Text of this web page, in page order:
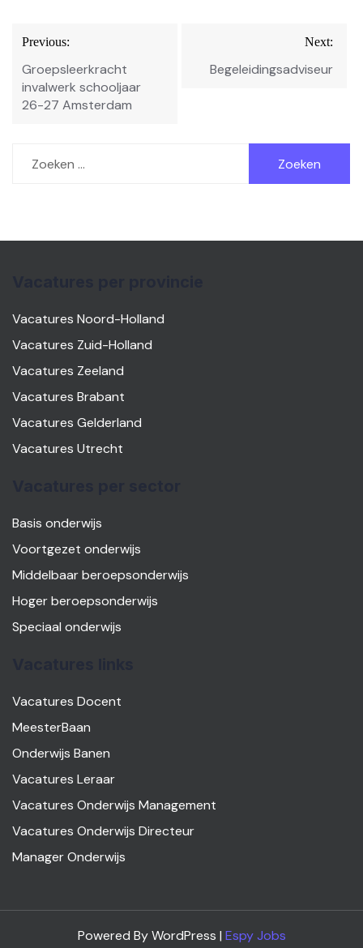
Bericht
navigatie
Previous:
Groepsleerkracht
invalwerk schooljaar
26-27 Amsterdam
Next:
Begeleidingsadviseur
naar:
Vacatures Noord-Holland
Vacatures Zuid-Holland
Vacatures Zeeland
Vacatures Brabant
Vacatures Gelderland
Vacatures Utrecht
Basis onderwijs
Voortgezet onderwijs
Middelbaar beroepsonderwijs
Hoger beroepsonderwijs
Speciaal onderwijs
Vacatures Docent
MeesterBaan
Onderwijs Banen
Vacatures Leraar
Vacatures Onderwijs Management
Vacatures Onderwijs Directeur
Manager Onderwijs
Powered By WordPress | Espy Jobs